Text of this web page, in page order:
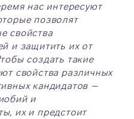
нас интересуют
позволят
свойства
и защитить их от
создать такие
свойства различных
кандидатов –
и
их и предстоит